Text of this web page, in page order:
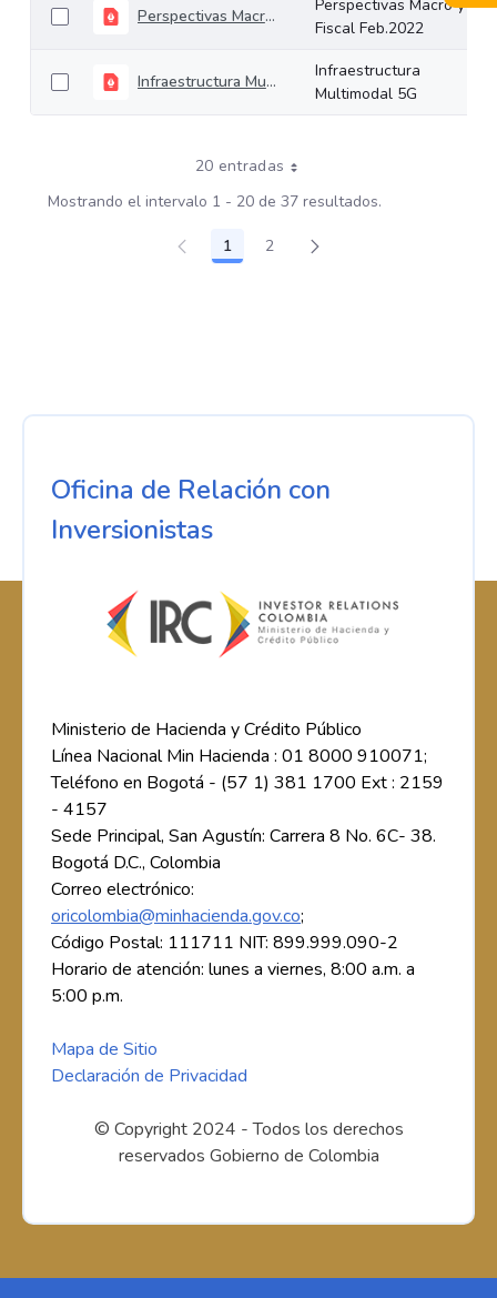
Perspectivas Macro y Fiscal Feb.2022
Perspectivas Macro y
Fiscal Feb.2022
Infraestructura Multimodal 5G
Infraestructura
Multimodal 5G
20 entradas
Mostrando el intervalo 1 - 20 de 37 resultados.
Página
1 Página
2
Oficina de Relación con
Inversionistas
Ministerio de Hacienda y Crédito Público
Línea Nacional Min Hacienda : 01 8000 910071;
Teléfono en Bogotá - (57 1) 381 1700 Ext : 2159
- 4157
Sede Principal, San Agustín: Carrera 8 No. 6C- 38.
Bogotá D.C., Colombia
Correo electrónico:
oricolombia@minhacienda.gov.co;
Código Postal: 111711 NIT: 899.999.090-2
Horario de atención: lunes a viernes, 8:00 a.m. a
5:00 p.m.
Mapa de Sitio
Declaración de Privacidad
© Copyright 2024 - Todos los derechos
reservados Gobierno de Colombia